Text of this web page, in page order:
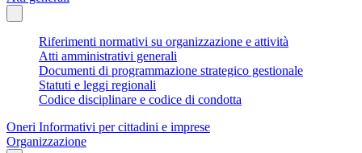
Riferimenti normativi su organizzazione e attività
Atti amministrativi generali
Documenti di programmazione strategico gestionale
Statuti e leggi regionali
Codice disciplinare e codice di condotta
Oneri Informativi per cittadini e imprese
Organizzazione